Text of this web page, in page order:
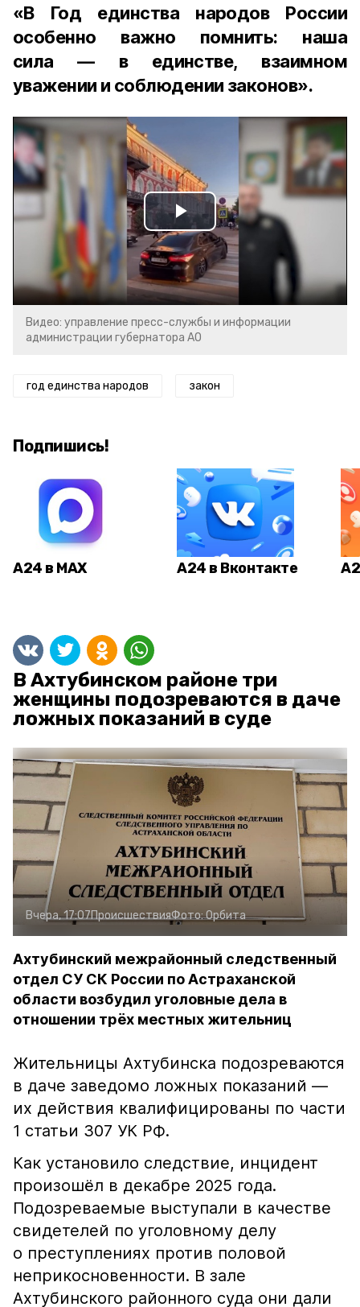
«В Год единства народов России
особенно важно помнить: наша
сила — в единстве, взаимном
уважении и соблюдении законов».
Play
Video
Видео: управление пресс-службы и информации
администрации губернатора АО
год единства народов закон
Подпишись!
А24 в MAX А24 в Вконтакте
В Ахтубинском районе три
женщины подозреваются в даче
ложных показаний в суде
Вчера, 17:07ПроисшествияФото:Орбита
Ахтубинский межрайонный следственный
отдел СУ СК России по Астраханской
области возбудил уголовные дела в
отношении трёх местных жительниц
Жительницы Ахтубинска подозреваются
в даче заведомо ложных показаний —
их действия квалифицированы по части
1 статьи 307 УК РФ.
Как установило следствие, инцидент
произошёл в декабре 2025 года.
Подозреваемые выступали в качестве
свидетелей по уголовному делу
о преступлениях против половой
неприкосновенности. В зале
Ахтубинского районного суда они дали